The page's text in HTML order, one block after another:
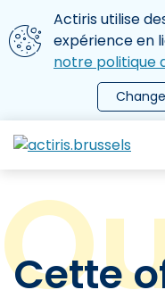
Aller au contenu
Nous utilisons des
Actiris utilise
expérience en
notre politique
le menu
Cette